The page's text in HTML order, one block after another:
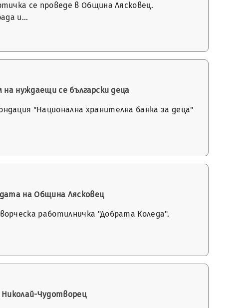
се проведе в Община Лясковец.
и…
нуждаещи се български деца
"Национална хранителна банка за деца"
на Община Лясковец
работилничка "Добрата Коледа".
Чудотворец